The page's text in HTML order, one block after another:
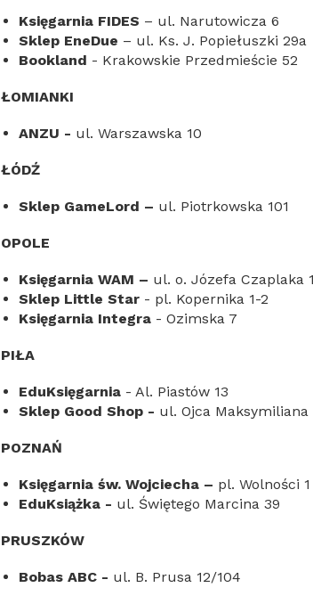
Księgarnia FIDES – ul. Narutowicza 6
Sklep EneDue – ul. Ks. J. Popiełuszki 29a
Bookland - Krakowskie Przedmieście 52
ŁOMIANKI
ANZU - ul. Warszawska 10
ŁÓDŹ
Sklep GameLord – ul. Piotrkowska 101
OPOLE
Księgarnia WAM – ul. o. Józefa Czaplaka 1
Sklep Little Star - pl. Kopernika 1-2
Księgarnia Integra - Ozimska 7
PIŁA
EduKsięgarnia - Al. Piastów 13
Sklep Good Shop - ul. Ojca Maksymiliana
POZNAŃ
Księgarnia św. Wojciecha – pl. Wolności 1
EduKsiążka - ul. Świętego Marcina 39
PRUSZKÓW
Bobas ABC - ul. B. Prusa 12/104